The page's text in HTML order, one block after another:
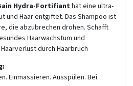
Hydra-Fortifianthat eine ultra-
und Haar entgiftet. Das Shampoo ist
die abzubrechen drohen. Schafft
Haarwachstum und
durch Haarbruch
Einmassieren. Ausspülen. Bei